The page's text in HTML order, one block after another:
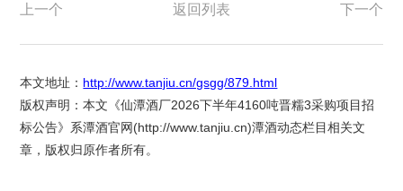
上一个 返回列表 下一个
本文地址： http://www.tanjiu.cn/gsgg/879.html
版权声明：本文《仙潭酒厂2026下半年4160吨晋糯3采购项目招
标公告》系潭酒官网(http://www.tanjiu.cn)潭酒动态栏目相关文
章，版权归原作者所有。